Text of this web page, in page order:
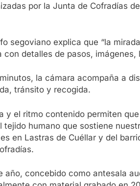
por la Junta de Cofradías
segoviano explica que “la
con detalles de pasos, imágenes,
la cámara acompaña a
tránsito y recogida.
y el ritmo contenido permiten
tejido humano que sostiene
en Lastras de Cuéllar y del
año, concebido como antesala